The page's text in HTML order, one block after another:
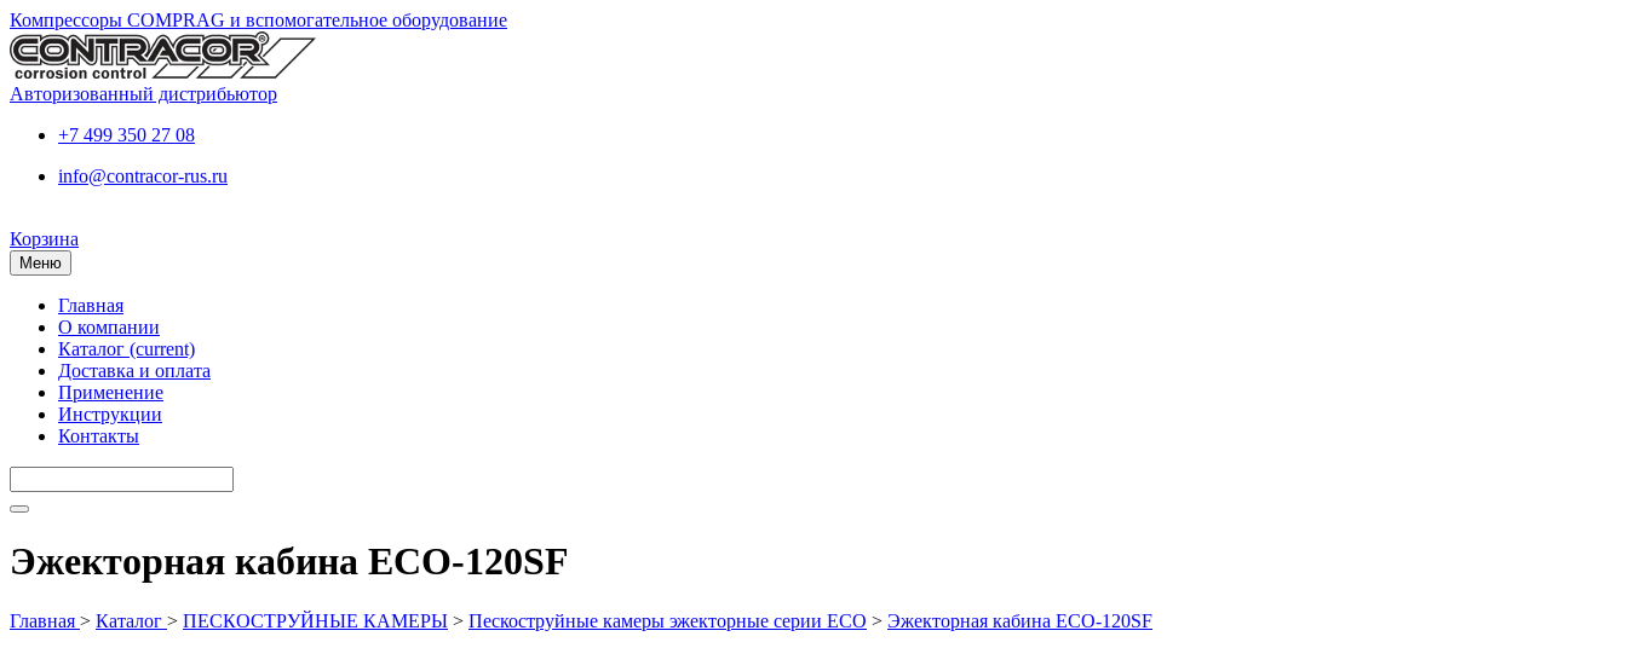
Компрессоры COMPRAG и вспомогательное оборудование
Авторизованный дистрибьютор
+7 499 350 27 08
info@contracor-rus.ru
Корзина
Меню
Главная
О компании
Каталог (current)
Доставка и оплата
Применение
Инструкции
Контакты
Эжекторная кабина ECO-120SF
Главная > Каталог > ПЕСКОСТРУЙНЫЕ КАМЕРЫ > Пескоструйные камеры эжекторные серии ECO > Эжекторная кабина ECO-120SF